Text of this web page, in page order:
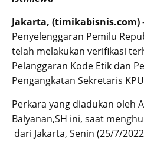
Jakarta, (timikabisnis.com)
Penyelenggaran Pemilu
telah melakukan verifikasi
Pelanggaran Kode Etik dan
Pengangkatan Sekretaris
Perkara yang diadukan oleh
Balyanan,SH ini, saat
dari Jakarta, Senin (25/7/